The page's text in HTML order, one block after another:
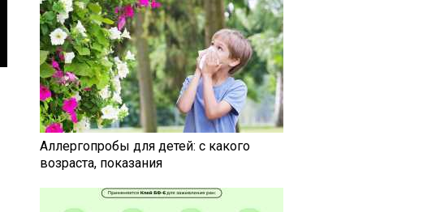
Аллергопробы для детей: с какого
возраста, показания